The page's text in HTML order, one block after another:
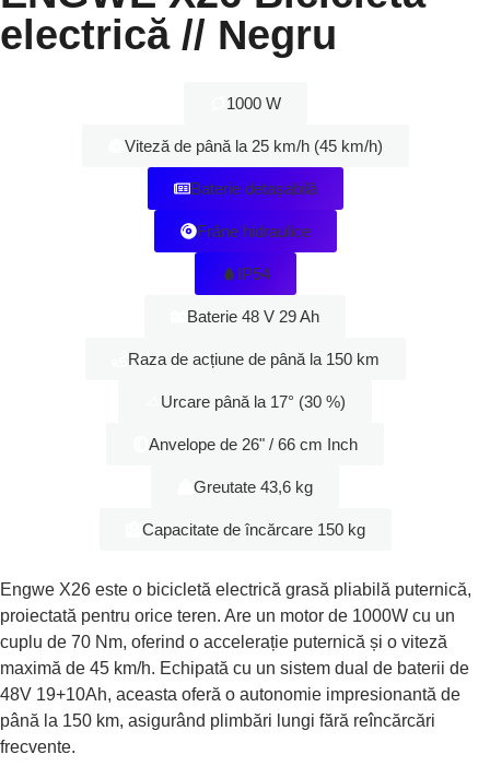
electrică // Negru
1000 W
Viteză de până la 25 km/h (45 km/h)
Baterie detașabilă
Frâne hidraulice
IP54
Baterie 48 V 29 Ah
Raza de acțiune de până la 150 km
Urcare până la 17° (30 %)
Anvelope de 26" / 66 cm Inch
Greutate 43,6 kg
Capacitate de încărcare 150 kg
Engwe X26 este o bicicletă electrică grasă pliabilă puternică,
proiectată pentru orice teren. Are un motor de 1000W cu un
cuplu de 70 Nm, oferind o accelerație puternică și o viteză
maximă de 45 km/h. Echipată cu un sistem dual de baterii de
48V 19+10Ah, aceasta oferă o autonomie impresionantă de
până la 150 km, asigurând plimbări lungi fără reîncărcări
frecvente.